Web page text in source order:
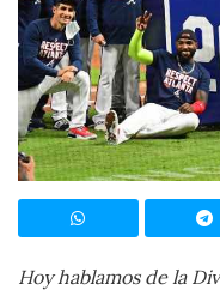
Hoy hablamos de la